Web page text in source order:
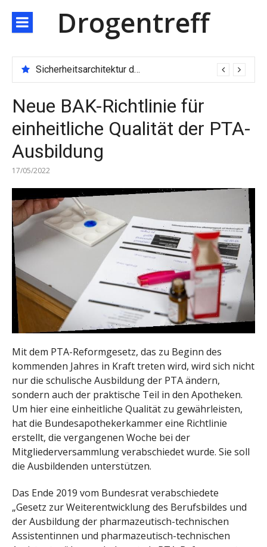
zum
Inhalt
Drogentreff
Sicherheitsarchitektur der nächsten Generation: JARXE kombiniert Multi-Wallet und MPC als Schutzschild für digitales Vertrauen
Neue BAK-Richtlinie für
einheitliche Qualität der PTA-
Ausbildung
17/05/2022
Mit dem PTA-Reformgesetz, das zu Beginn des
kommenden Jahres in Kraft treten wird, wird sich nicht
nur die schulische Ausbildung der PTA ändern,
sondern auch der praktische Teil in den Apotheken.
Um hier eine einheitliche Qualität zu gewährleisten,
hat die Bundesapothekerkammer eine Richtlinie
erstellt, die vergangenen Woche bei der
Mitgliederversammlung verabschiedet wurde. Sie soll
die Ausbildenden unterstützen.
Das Ende 2019 vom Bundesrat verabschiedete
„Gesetz zur Weiterentwicklung des Berufsbildes und
der Ausbildung der pharmazeutisch-technischen
Assistentinnen und pharmazeutisch-technischen